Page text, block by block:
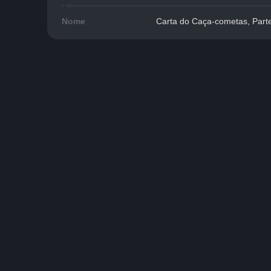
Nome Carta do Caça-cometas,